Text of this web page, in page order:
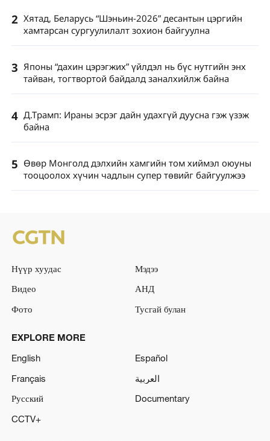
2 Хятад, Беларусь “Шэньин-2026” десантын цэргийн
хамтарсан сургуулилалт зохион байгуулна
3 Японы “дахин цэрэгжих” үйлдэл нь бүс нутгийн энх
тайван, тогтвортой байдалд заналхийлж байна
4 Д.Трамп: Ираны эсрэг дайн удахгүй дуусна гэж үзэж
байна
5 Өвөр Монголд дэлхийн хамгийн том хиймэл оюуны
тооцоолох хүчин чадлын супер төвийг байгуулжээ
Нүүр хуудас
Мэдээ
Видео
АНД
Фото
Тусгай булан
EXPLORE MORE
English
Español
Français
العربية
Русский
Documentary
CCTV+